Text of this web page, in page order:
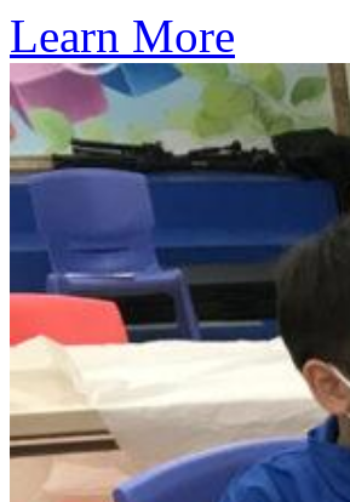
Learn More